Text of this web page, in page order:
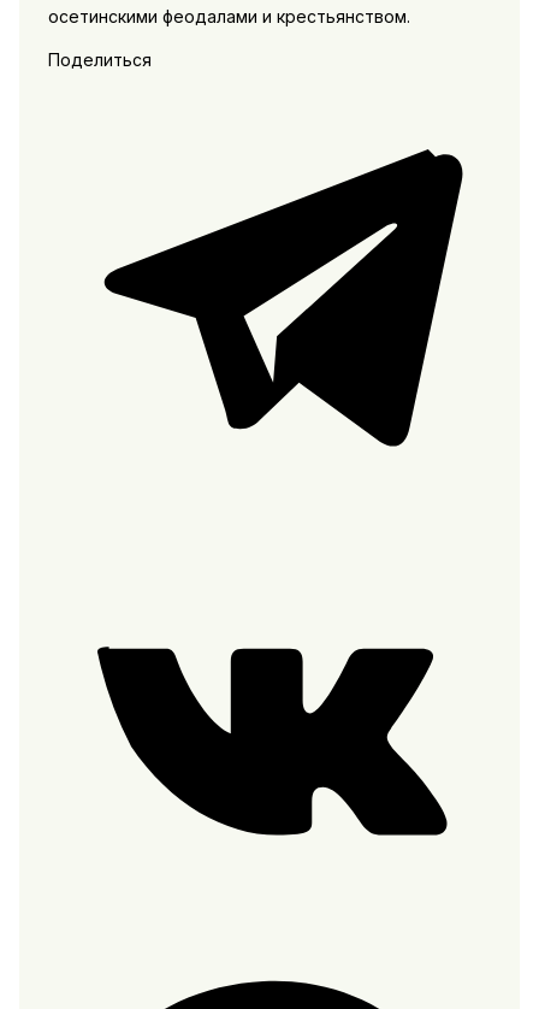
осетинскими феодалами и крестьянством.
Поделиться